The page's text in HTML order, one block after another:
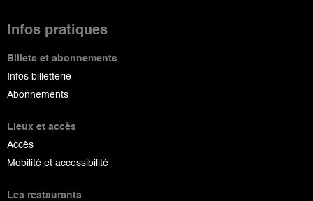
Infos pratiques
Billets et abonnements
Infos billetterie
Abonnements
Lieux et accès
Accès
Mobilité et accessibilité
Les restaurants